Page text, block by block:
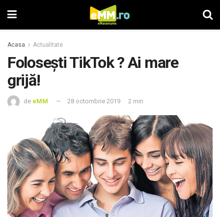
Acasa Actualitate
Folosești TikTok ? Ai mare
grijă!
de eMM 28 octombrie 2019 2 min